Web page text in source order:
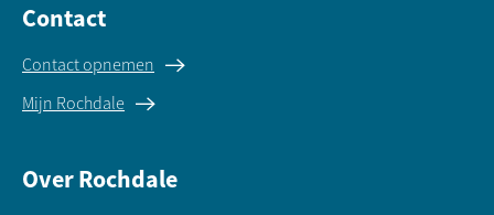
Contact
Contact opnemen
Mijn Rochdale
Over Rochdale